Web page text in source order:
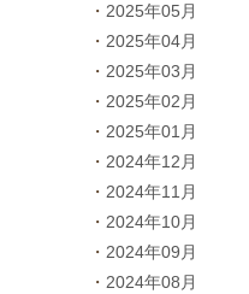
2025年05月
2025年04月
2025年03月
2025年02月
2025年01月
2024年12月
2024年11月
2024年10月
2024年09月
2024年08月